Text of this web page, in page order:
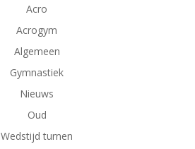
Acro
Acrogym
Algemeen
Gymnastiek
Nieuws
Oud
Wedstijd turnen